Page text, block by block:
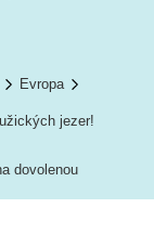
Evropa
jezer!
dovolenou